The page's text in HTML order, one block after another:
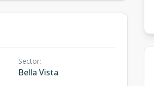
Sector:
Bella Vista